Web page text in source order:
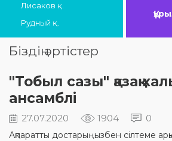
Лисаков қ.
Рудный қ.
Біздің әртістер
"Тобыл сазы" қазақ
ансамблі
27.07.2020 1904 0
Ақпаратты достарыңызбен сілтеме